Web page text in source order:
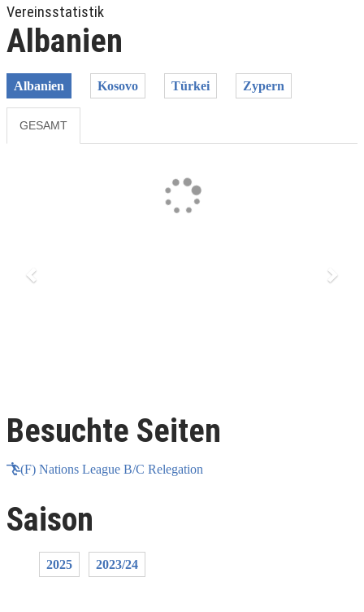
Vereinsstatistik
Albanien
Albanien Kosovo Türkei Zypern
GESAMT
Besuchte Seiten
(F) Nations League B/C Relegation
Saison
2025 2023/24